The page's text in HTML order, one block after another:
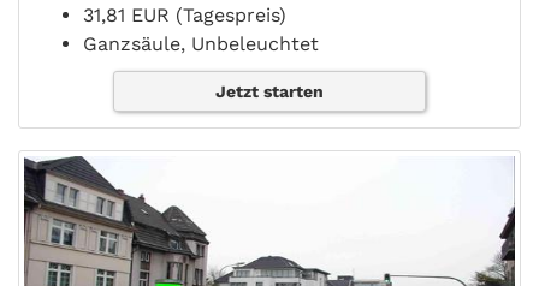
31,81 EUR (Tagespreis)
Ganzsäule, Unbeleuchtet
Jetzt starten